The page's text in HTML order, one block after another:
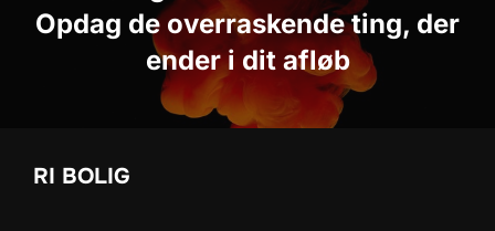
Opdag de overraskende ting, der
ender i dit afløb
RI BOLIG